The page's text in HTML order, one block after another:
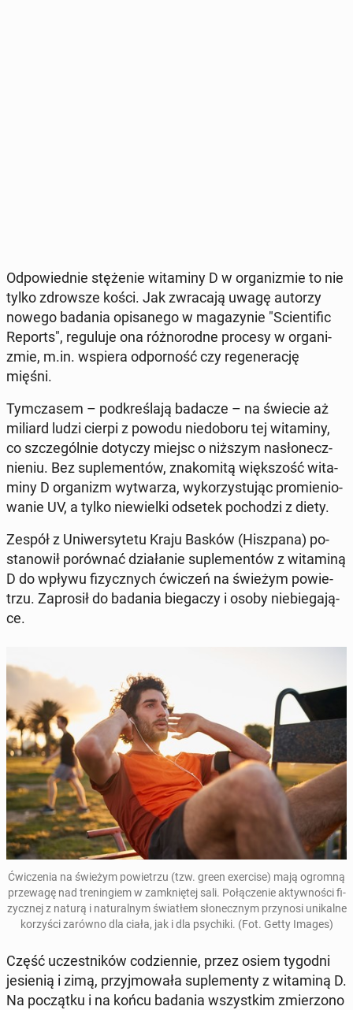
Od­po­wied­nie stę­że­nie wi­ta­mi­ny D w or­ga­ni­zmie to nie
tylko zdrow­sze kości. Jak zwra­ca­ją uwagę autorzy
nowego badania opi­sa­ne­go w ma­ga­zy­nie "Scien­ti­fic
Reports", re­gu­lu­je ona róż­no­rod­ne procesy w or­ga­ni­
zmie, m.in. wspiera od­por­ność czy re­ge­ne­ra­cję
mięśni.
Tym­cza­sem – pod­kre­śla­ją badacze – na świecie aż
miliard ludzi cierpi z powodu nie­do­bo­ru tej wi­ta­mi­ny,
co szcze­gól­nie dotyczy miejsc o niższym na­sło­necz­
nie­niu. Bez su­ple­men­tów, zna­ko­mi­tą więk­szość wi­ta­
mi­ny D or­ga­nizm wy­twa­rza, wy­ko­rzy­stu­jąc pro­mie­nio­
wa­nie UV, a tylko nie­wiel­ki odsetek po­cho­dzi z diety.
Zespół z Uni­wer­sy­te­tu Kraju Basków (Hisz­pa­na) po­
sta­no­wił po­rów­nać dzia­ła­nie su­ple­men­tów z wi­ta­mi­ną
D do wpływu fi­zycz­nych ćwiczeń na świeżym po­wie­
trzu. Za­pro­sił do badania bie­ga­czy i osoby nie­bie­ga­ją­
ce.
Ćwi­cze­nia na świeżym po­wie­trzu (tzw. green exer­ci­se) mają ogromną
prze­wa­gę nad tre­nin­giem w za­mknię­tej sali. Po­łą­cze­nie ak­tyw­no­ści fi­
zycz­nej z naturą i na­tu­ral­nym świa­tłem sło­necz­nym przy­no­si uni­kal­ne
ko­rzy­ści zarówno dla ciała, jak i dla psy­chi­ki. (Fot. Getty Images)
Część uczest­ni­ków co­dzien­nie, przez osiem tygodni
je­sie­nią i zimą, przyj­mo­wa­ła su­ple­men­ty z wi­ta­mi­ną D.
Na po­cząt­ku i na końcu badania wszyst­kim zmie­rzo­no